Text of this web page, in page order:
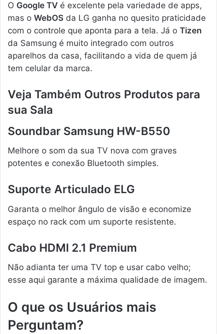
O Google TV é excelente pela variedade de apps,
mas o WebOS da LG ganha no quesito praticidade
com o controle que aponta para a tela. Já o Tizen
da Samsung é muito integrado com outros
aparelhos da casa, facilitando a vida de quem já
tem celular da marca.
Veja Também Outros Produtos para
sua Sala
Soundbar Samsung HW-B550
Melhore o som da sua TV nova com graves
potentes e conexão Bluetooth simples.
Suporte Articulado ELG
Garanta o melhor ângulo de visão e economize
espaço no rack com um suporte resistente.
Cabo HDMI 2.1 Premium
Não adianta ter uma TV top e usar cabo velho;
esse aqui garante a máxima qualidade de imagem.
O que os Usuários mais
Perguntam?